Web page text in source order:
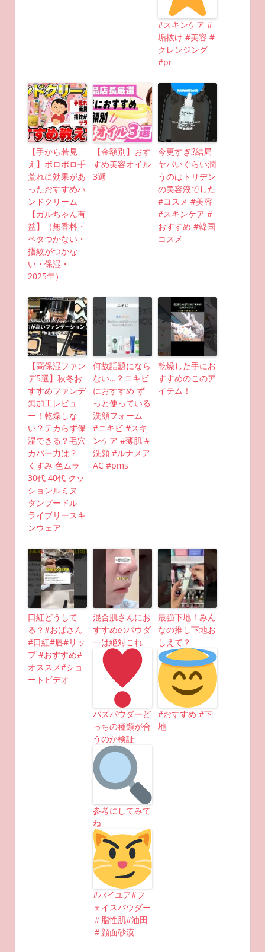
#スキンケア #
垢抜け #美容 #
クレンジング
#pr
【手から若見
え】ボロボロ手
荒れに効果があ
ったおすすめハ
ンドクリーム
【ガルちゃん有
益】（無香料・
ベタつかない・
指紋がつかな
い・保湿・
2025年）
【金額別】おす
すめ美容オイル
3選
今更すぎ⁉︎結局
ヤバいぐらい潤
うのはトリデン
の美容液でした
#コスメ #美容
#スキンケア #
おすすめ #韓国
コスメ
【高保湿ファン
デ5選】秋冬お
すすめファンデ
無加工レビュ
ー！乾燥しな
い？テカらず保
湿できる？毛穴
カバー力は？
くすみ 色ムラ
30代 40代 クッ
ションルミヌ
タンプードル
ライブリースキ
ンウェア
何故話題になら
ない…？ニキビ
におすすめ ず
っと使っている
洗顔フォーム
#ニキビ #スキ
ンケア #薄肌 #
洗顔 #ルナメア
AC #pms
乾燥した手にお
すすめのこのア
イテム！
口紅どうして
る？#おばさん
#口紅#唇#リッ
プ #おすすめ#
オススメ#ショ
ートビデオ
混合肌さんにお
すすめのパウダ
一は絶対これ
バズパウダーど
っちの種類が合
うのか検証
参考にしてみて
ね
#バイユア#フ
ェイスパウダー
＃脂性肌#油田
＃顔面砂漠
最強下地！みん
なの推し下地お
しえて？
#おすすめ #下
地